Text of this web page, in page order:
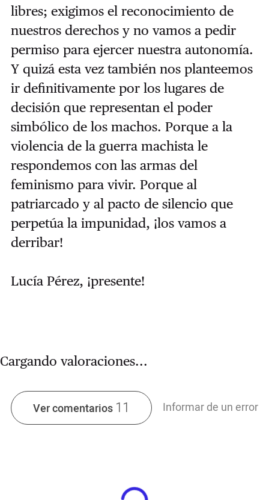
libres; exigimos el reconocimiento de
nuestros derechos y no vamos a pedir
permiso para ejercer nuestra autonomía.
Y quizá esta vez también nos planteemos
ir definitivamente por los lugares de
decisión que representan el poder
simbólico de los machos. Porque a la
violencia de la guerra machista le
respondemos con las armas del
feminismo para vivir. Porque al
patriarcado y al pacto de silencio que
perpetúa la impunidad, ¡los vamos a
derribar!
Lucía Pérez, ¡presente!
Cargando valoraciones...
Ver comentarios 11 Informar de un error